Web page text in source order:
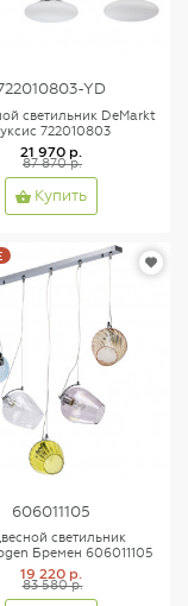
YD
светильник DeMarkt
722010803
21 970 р.
87 870 р.
Купить
606011105
светильник
Бремен 606011105
19 220 р.
83 580 р.